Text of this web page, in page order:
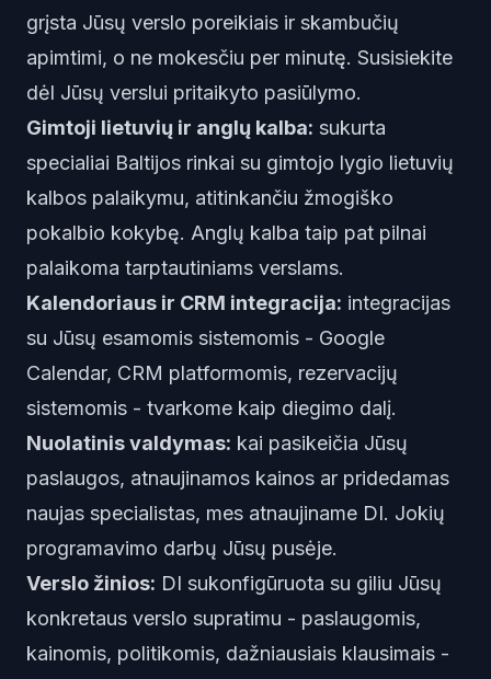
grįsta Jūsų verslo poreikiais ir skambučių
apimtimi, o ne mokesčiu per minutę. Susisiekite
dėl Jūsų verslui pritaikyto pasiūlymo.
Gimtoji lietuvių ir anglų kalba: sukurta
specialiai Baltijos rinkai su gimtojo lygio lietuvių
kalbos palaikymu, atitinkančiu žmogiško
pokalbio kokybę. Anglų kalba taip pat pilnai
palaikoma tarptautiniams verslams.
Kalendoriaus ir CRM integracija: integracijas
su Jūsų esamomis sistemomis - Google
Calendar, CRM platformomis, rezervacijų
sistemomis - tvarkome kaip diegimo dalį.
Nuolatinis valdymas: kai pasikeičia Jūsų
paslaugos, atnaujinamos kainos ar pridedamas
naujas specialistas, mes atnaujiname DI. Jokių
programavimo darbų Jūsų pusėje.
Verslo žinios: DI sukonfigūruota su giliu Jūsų
konkretaus verslo supratimu - paslaugomis,
kainomis, politikomis, dažniausiais klausimais -